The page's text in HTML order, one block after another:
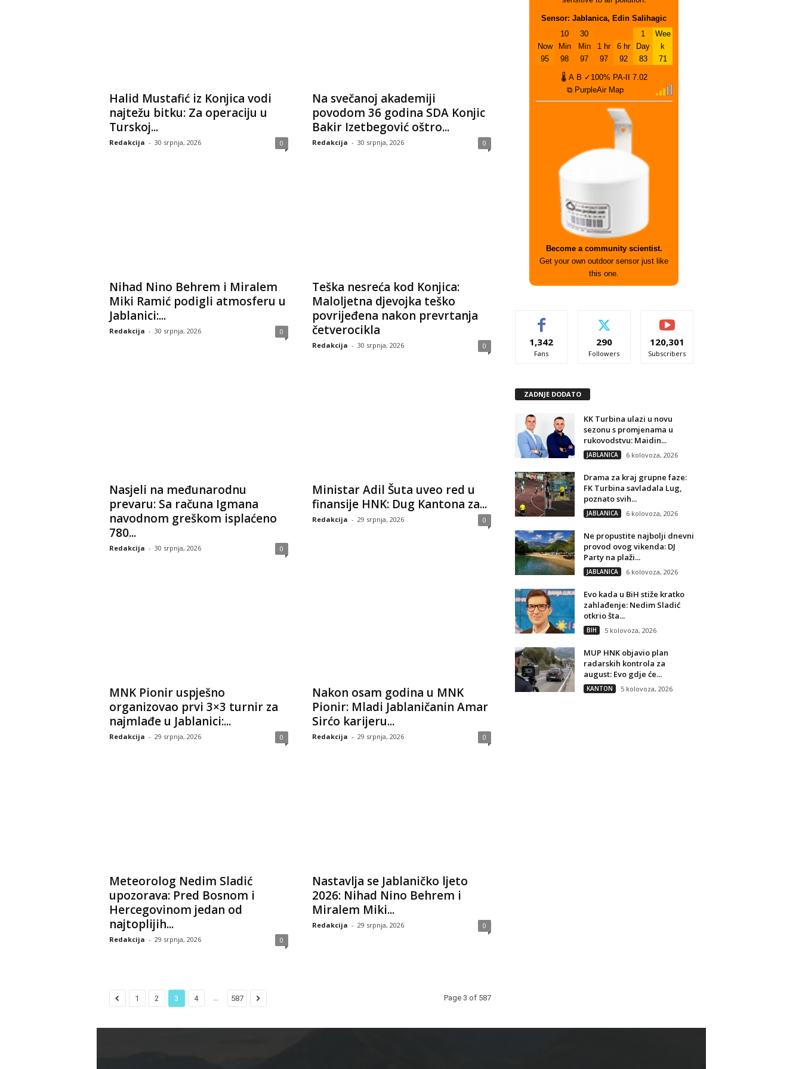
Halid Mustafić iz Konjica vodi
najtežu bitku: Za operaciju u
Turskoj...
Redakcija - 30 srpnja, 2026 0
Na svečanoj akademiji
povodom 36 godina SDA Konjic
Bakir Izetbegović oštro...
Redakcija - 30 srpnja, 2026 0
Nihad Nino Behrem i Miralem
Miki Ramić podigli atmosferu u
Jablanici:...
Redakcija - 30 srpnja, 2026 0
Teška nesreća kod Konjica:
Maloljetna djevojka teško
povrijeđena nakon prevrtanja
četverocikla
Redakcija - 30 srpnja, 2026 0
Nasjeli na međunarodnu
prevaru: Sa računa Igmana
navodnom greškom isplaćeno
780...
Redakcija - 30 srpnja, 2026 0
Ministar Adil Šuta uveo red u
finansije HNK: Dug Kantona za...
Redakcija - 29 srpnja, 2026 0
MNK Pionir uspješno
organizovao prvi 3×3 turnir za
najmlađe u Jablanici:...
Redakcija - 29 srpnja, 2026 0
Nakon osam godina u MNK
Pionir: Mladi Jablaničanin Amar
Sirćo karijeru...
Redakcija - 29 srpnja, 2026 0
Meteorolog Nedim Sladić
upozorava: Pred Bosnom i
Hercegovinom jedan od
najtoplijih...
Redakcija - 29 srpnja, 2026 0
Nastavlja se Jablaničko ljeto
2026: Nihad Nino Behrem i
Miralem Miki...
Redakcija - 29 srpnja, 2026 0
1 2 3 4 ... 587 Page 3 of 587
Sensor: Jablanica, Edin Salihagic
Now
95
10
Min
98
30
Min
97
1 hr
97
6 hr
92
1
Day
83
Wee
k
71
🌡 A B ✓100% PA-II
7.02
⧉ PurpleAir Map
Become a community scientist.
Get your own outdoor sensor just like
this one.
1,342
Fans
290
Followers
120,301
Subscribers
ZADNJE DODATO
KK Turbina ulazi u novu
sezonu s promjenama u
rukovodstvu: Maidin...
JABLANICA 6 kolovoza, 2026
Drama za kraj grupne faze:
FK Turbina savladala Lug,
poznato svih...
JABLANICA 6 kolovoza, 2026
Ne propustite najbolji dnevni
provod ovog vikenda: DJ
Party na plaži...
JABLANICA 6 kolovoza, 2026
Evo kada u BiH stiže kratko
zahlađenje: Nedim Sladić
otkrio šta...
BIH 5 kolovoza, 2026
MUP HNK objavio plan
radarskih kontrola za
august: Evo gdje će...
KANTON 5 kolovoza, 2026